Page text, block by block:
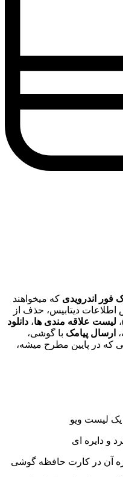
فور اندرویدی که میخواهند
دیتابیس، حذف از
لیست علاقه مندی ها، دانلود
ارسال پیامک با گوشی،
که در پایین مطرح میشه،
یک لیست ویو
و دایره ای
آن در کارت حافظه گوشی